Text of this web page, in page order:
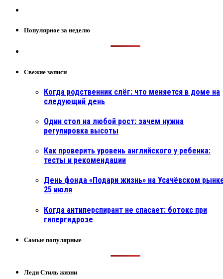
Популярное за неделю
Свежие записи
Когда родственник слёг: что меняется в доме на
следующий день
Один стол на любой рост: зачем нужна
регулировка высоты
Как проверить уровень английского у ребенка:
тесты и рекомендации
День фонда «Подари жизнь» на Усачёвском
25 июля
Когда антиперспирант не спасает: ботокс при
гипергидрозе
Самые популярные
Леди Стиль жизни